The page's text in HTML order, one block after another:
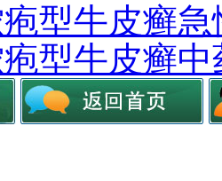
型牛皮癣
型牛皮癣中